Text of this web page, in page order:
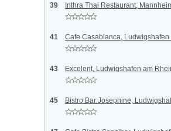
39 Inthra Thai Restaurant,
41 Cafe Casablanca, Ludwigshafen
43 Excelent, Ludwigshafen am
45 Bistro Bar Josephine,